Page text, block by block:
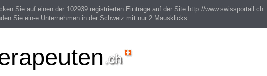
Sie auf einen der 102939 registrierten Einträge auf der Site http://www.swissportail.ch.
Sie ein-e Unternehmen in der Schweiz mit nur 2 Mausklicks.